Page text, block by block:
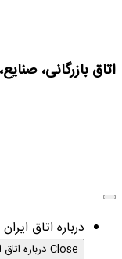
اتاق بازرگانی،
درباره اتاق ایران
Close درباره اتاق ایران